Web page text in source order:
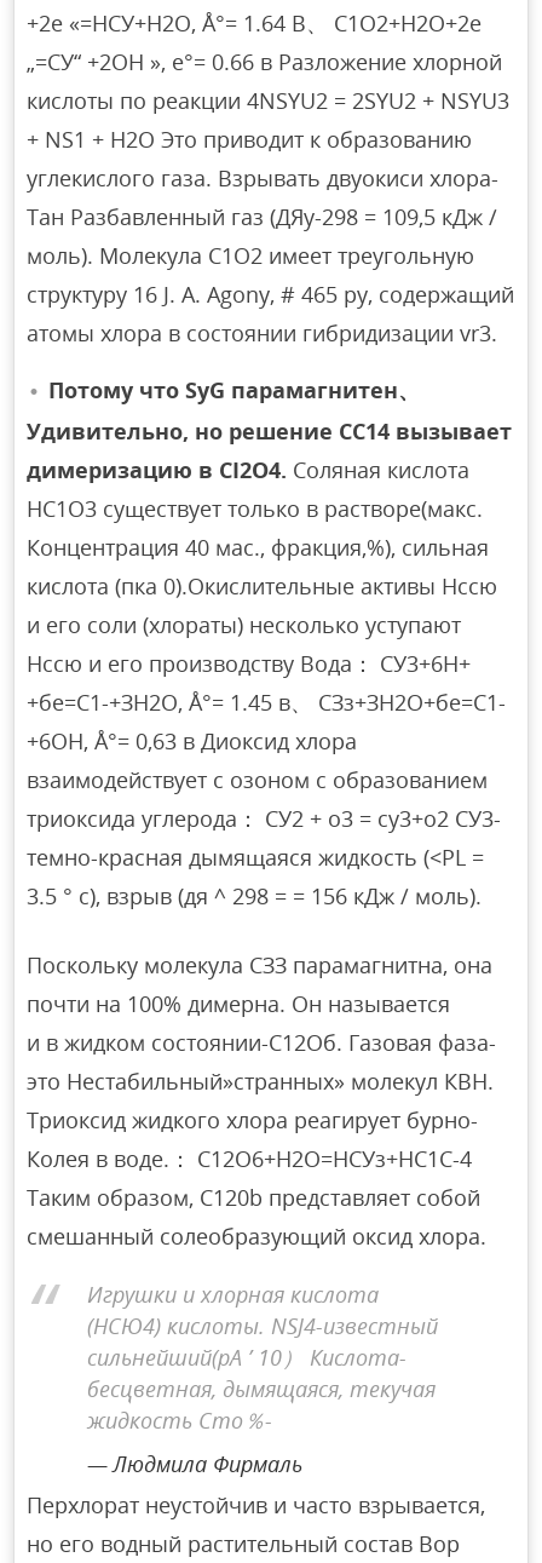
+2е «=НСУ+Н2О, Å°= 1.64 В、 С1О2+Н2О+2е
„=СУ“ +2ОН », е°= 0.66 в Разложение хлорной
кислоты по реакции 4NSYU2 = 2SYU2 + NSYU3
+ NS1 + H2O Это приводит к образованию
углекислого газа. Взрывать двуокиси хлора-
Тан Разбавленный газ (ДЯу-298 = 109,5 кДж /
моль). Молекула C1O2 имеет треугольную
структуру 16 J. A. Agony, # 465 py, содержащий
атомы хлора в состоянии гибридизации vr3.
Потому что SyG парамагнитен、
Удивительно, но решение CC14 вызывает
димеризацию в CI2O4. Соляная кислота
HC1O3 существует только в растворе(макс.
Концентрация 40 мас., фракция,%), сильная
кислота (пка 0).Окислительные активы Нссю
и его соли (хлораты) несколько уступают
Нссю и его производству Вода： СУ3+6Н+
+бе=С1-+ЗН2О, Å°= 1.45 в、 СЗз+ЗН2О+бе=С1-
+6ОН, Å°= 0,63 в Диоксид хлора
взаимодействует с озоном с образованием
триоксида углерода： СУ2 + о3 = су3+о2 СУ3-
темно-красная дымящаяся жидкость (<PL =
3.5 ° с), взрыв (дя ^ 298 = = 156 кДж / моль).
Поскольку молекула СЗЗ парамагнитна, она
почти на 100% димерна. Он называется
и в жидком состоянии-С12Об. Газовая фаза-
это Нестабильный»странных» молекул КВН.
Триоксид жидкого хлора реагирует бурно-
Колея в воде.： С12О6+Н2О=НСУз+НС1С-4
Таким образом, C120b представляет собой
смешанный солеобразующий оксид хлора.
Игрушки и хлорная кислота
(НСЮ4) кислоты. NSJ4-известный
сильнейший(pA ’ 10） Кислота-
бесцветная, дымящаяся, текучая
жидкость Сто％-
Людмила Фирмаль
Перхлорат неустойчив и часто взрывается,
но его водный растительный состав Вор